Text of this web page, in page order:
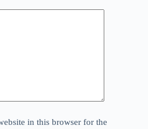
in this browser for the